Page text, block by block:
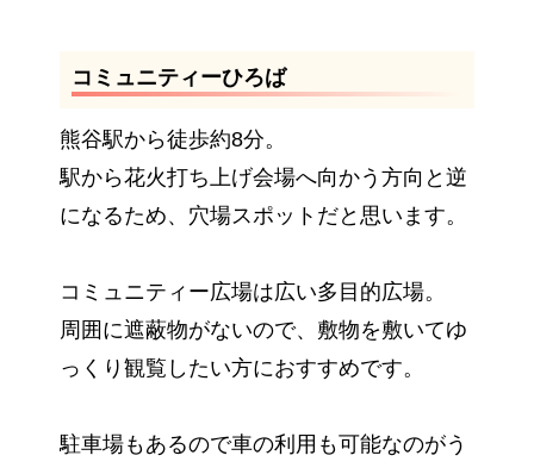
コミュニティーひろば
熊谷駅から徒歩約8分。
駅から花火打ち上げ会場へ向かう方向と逆
になるため、穴場スポットだと思います。
コミュニティー広場は広い多目的広場。
周囲に遮蔽物がないので、敷物を敷いてゆ
っくり観覧したい方におすすめです。
駐車場もあるので車の利用も可能なのがう